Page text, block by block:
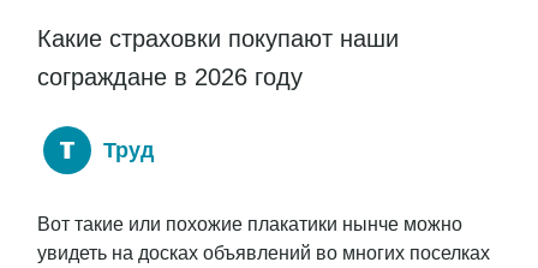
Какие страховки покупают наши
сограждане в 2026 году
Труд
Вот такие или похожие плакатики нынче можно
увидеть на досках объявлений во многих поселках